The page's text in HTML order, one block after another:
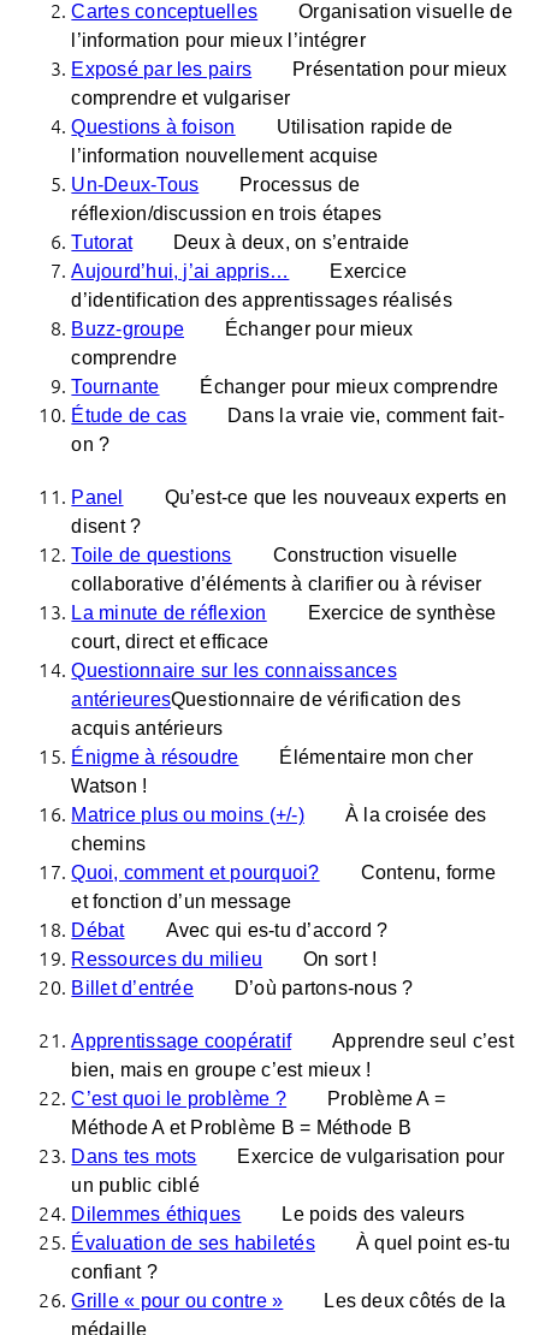
Cartes conceptuelles
Organisation visuelle de
l’information pour mieux l’intégrer
Exposé par les pairs
Présentation pour mieux
comprendre et vulgariser
Questions à foison
Utilisation rapide de
l’information nouvellement acquise
Un-Deux-Tous
Processus de
réflexion/discussion en trois étapes
Tutorat
Deux à deux, on s’entraide
Aujourd’hui, j’ai appris…
Exercice
d’identification des apprentissages réalisés
Buzz-groupe
Échanger pour mieux
comprendre
Tournante
Échanger pour mieux comprendre
Étude de cas
Dans la vraie vie, comment fait-
on ?
Panel
Qu’est-ce que les nouveaux experts en
disent ?
Toile de questions
Construction visuelle
collaborative d’éléments à clarifier ou à réviser
La minute de réflexion
Exercice de synthèse
court, direct et efficace
Questionnaire sur les connaissances
antérieuresQuestionnaire de vérification des
acquis antérieurs
Énigme à résoudre
Élémentaire mon cher
Watson !
Matrice plus ou moins (+/-)
À la croisée des
chemins
Quoi, comment et pourquoi?
Contenu, forme
et fonction d’un message
Débat
Avec qui es-tu d’accord ?
Ressources du milieu
On sort !
Billet d’entrée
D’où partons-nous ?
Apprentissage coopératif
Apprendre seul c’est
bien, mais en groupe c’est mieux !
C’est quoi le problème ?
Problème A =
Méthode A et Problème B = Méthode B
Dans tes mots
Exercice de vulgarisation pour
un public ciblé
Dilemmes éthiques
Le poids des valeurs
Évaluation de ses habiletés
À quel point es-tu
confiant ?
Grille « pour ou contre »
Les deux côtés de la
médaille